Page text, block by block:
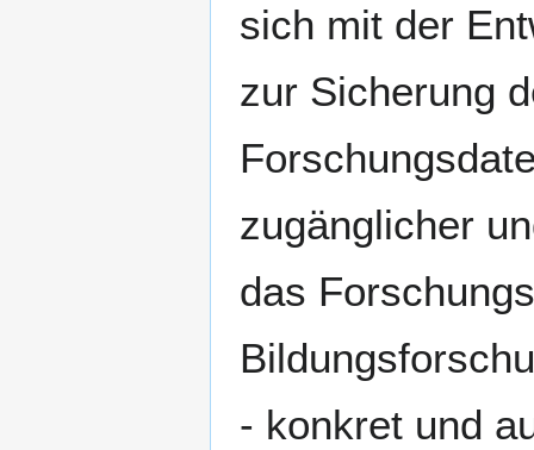
sich mit der
zur Sicherung
zugänglicher
das
- konkret und